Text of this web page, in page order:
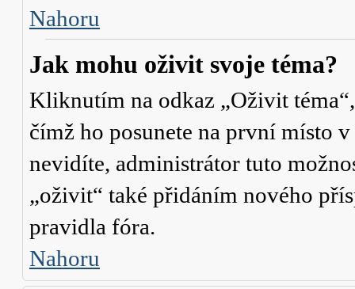
Nahoru
Jak mohu oživit svoje téma?
Kliknutím na odkaz „Oživit
čímž ho posunete na první místo
nevidíte, administrátor tuto
„oživit“ také přidáním nového
pravidla fóra.
Nahoru